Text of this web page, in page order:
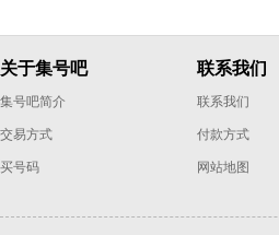
关于集号吧
集号吧简介
交易方式
买号码
联系我们
联系我们
付款方式
网站地图